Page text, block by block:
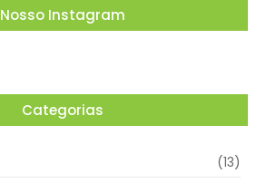
Nosso Instagram
Categorias
(13)